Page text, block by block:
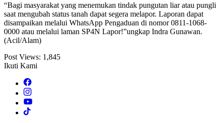
“Bagi masyarakat yang menemukan tindak pungutan liar atau pungli
saat mengubah status tanah dapat segera melapor. Laporan dapat
disampaikan melalui WhatsApp Pengaduan di nomor 0811-1068-
0000 atau melalui laman SP4N Lapor!”ungkap Indra Gunawan.
(Acil/Alam)
Post Views: 1,845
Ikuti Kami